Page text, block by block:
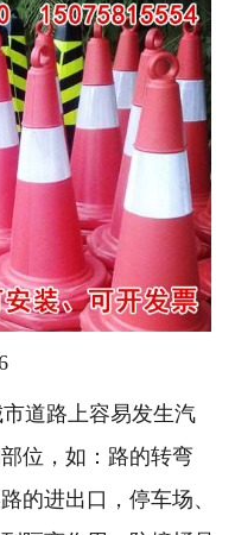
道路上容易发生汽
位，如：路的转弯
的进出口，停车场、